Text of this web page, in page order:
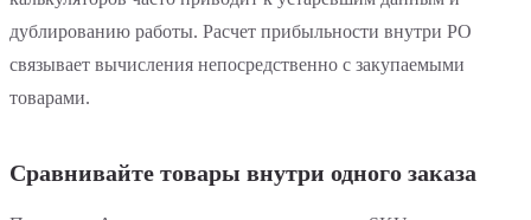
дублированию работы. Расчет прибыльности внутри PO
связывает вычисления непосредственно с закупаемыми
товарами.
Сравнивайте товары внутри одного заказа